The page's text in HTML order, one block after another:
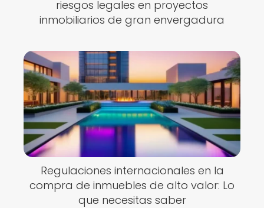
riesgos legales en proyectos
inmobiliarios de gran envergadura
Regulaciones internacionales en la
compra de inmuebles de alto valor: Lo
que necesitas saber